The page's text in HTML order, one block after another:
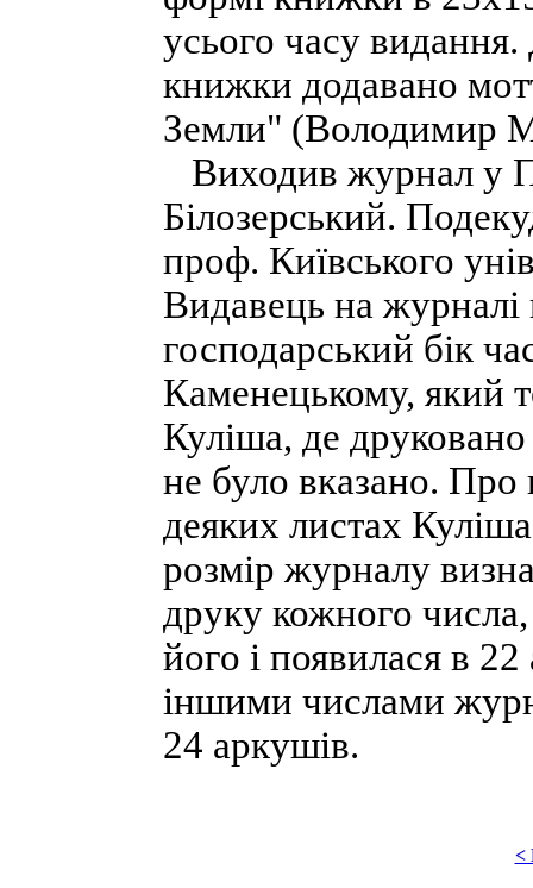
усього часу видання.
книжки додавано
Земли" (Володимир
Виходив журнал у
Білозерський.
проф. Київського
Видавець на журналі
господарський бік
Каменецькому, який
Куліша, де
не було вказано. Про
деяких листах
розмір журналу
друку кожного
його і появилася в
іншими числами
24 аркушів.
<